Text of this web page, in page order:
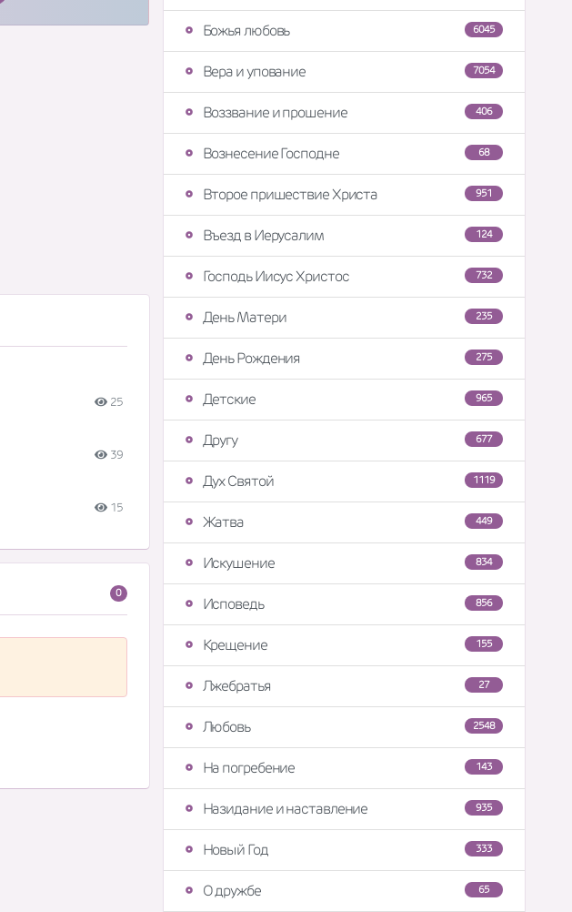
25
39
15
0
6045
Божья любовь
7054
Вера и упование
406
Воззвание и прошение
68
Вознесение Господне
951
Второе пришествие Христа
124
Въезд в Иерусалим
732
Господь Иисус Христос
235
День Матери
275
День Рождения
965
Детские
677
Другу
1119
Дух Святой
449
Жатва
834
Искушение
856
Исповедь
155
Крещение
27
Лжебратья
2548
Любовь
143
На погребение
935
Назидание и наставление
333
Новый Год
65
О дружбе